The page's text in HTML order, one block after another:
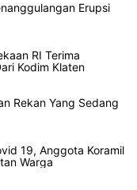
Erupsi
RI Terima
Kodim Klaten
Rekan Yang Sedang
19, Anggota Koramil
Warga